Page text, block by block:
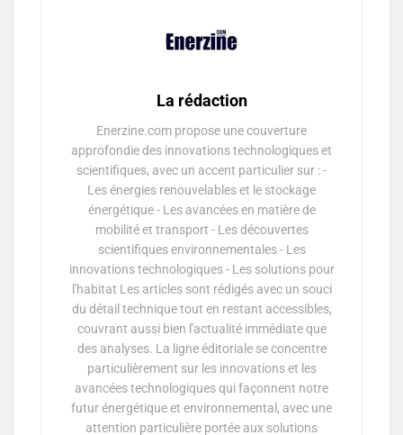
La rédaction
Enerzine.com propose une couverture
approfondie des innovations technologiques et
scientifiques, avec un accent particulier sur : -
Les énergies renouvelables et le stockage
énergétique - Les avancées en matière de
mobilité et transport - Les découvertes
scientifiques environnementales - Les
innovations technologiques - Les solutions pour
l'habitat Les articles sont rédigés avec un souci
du détail technique tout en restant accessibles,
couvrant aussi bien l'actualité immédiate que
des analyses. La ligne éditoriale se concentre
particulièrement sur les innovations et les
avancées technologiques qui façonnent notre
futur énergétique et environnemental, avec une
attention particulière portée aux solutions